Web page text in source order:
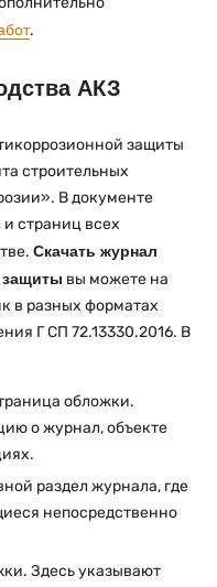
.
АКЗ
защиты
строительных
В документе
страниц всех
Скачать журнал
защиты вы можете на
в разных форматах
Г СП 72.13330.2016. В
обложки.
о журнал, объекте
раздел журнала, где
непосредственно
Здесь указывают